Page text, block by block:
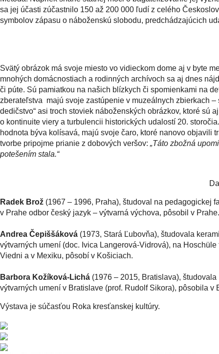
sa jej účasti zúčastnilo 150 až 200 000 ľudí z celého
symbolov zápasu o náboženskú slobodu, predchádzajúcich
Svätý obrázok má svoje miesto vo vidieckom dome aj v byte
mnohých domácnostiach a rodinných archívoch sa aj dnes
či púte. Sú pamiatkou na našich blízkych či spomienkami na
zberateľstva majú svoje zastúpenie v muzeálnych zbierkach –
dedičstvo“ asi troch stoviek náboženských obrázkov, ktoré sú
o kontinuite viery a turbulencii historických udalostí 20.
hodnota býva kolísavá, majú svoje čaro, ktoré nanovo objavili
tvorbe pripojme prianie z dobových veršov: „Táto zbožná
potešením stala.“
Daniela
Radek Brož (1967 – 1996, Praha), študoval na pedagogickej
v Prahe odbor český jazyk – výtvarná výchova, pôsobil v Prahe.
Andrea Čepiššáková (1973, Stará Ľubovňa), študovala
výtvarných umení (doc. Ivica Langerová-Vidrová), na
Viedni a v Mexiku, pôsobí v Košiciach.
Barbora Kožíková-Lichá (1976 – 2015, Bratislava),
výtvarných umení v Bratislave (prof. Rudolf Sikora), pôsobila v
Výstava je súčasťou Roka kresťanskej kultúry.